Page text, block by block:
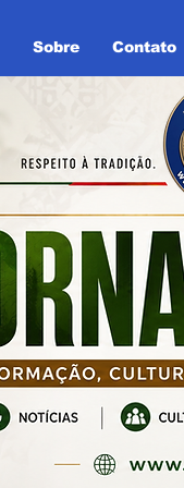
Sobre Contato